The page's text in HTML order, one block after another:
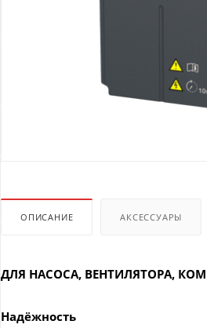
ОПИСАНИЕ АКСЕССУАРЫ
ДЛЯ НАСОСА, ВЕНТИЛЯТОРА,
Надёжность